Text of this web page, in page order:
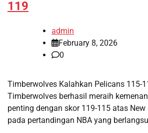
119
admin
February 8, 2026
0
Timberwolves Kalahkan Pelicans 115-
Timberwolves berhasil meraih
penting dengan skor 119-115 atas New
pada pertandingan NBA yang